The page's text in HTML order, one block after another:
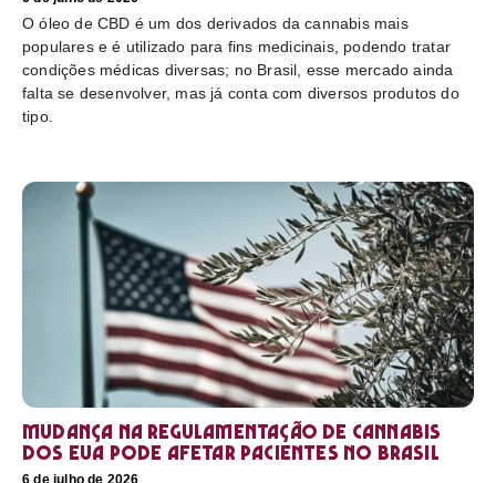
O óleo de CBD é um dos derivados da cannabis mais
populares e é utilizado para fins medicinais, podendo tratar
condições médicas diversas; no Brasil, esse mercado ainda
falta se desenvolver, mas já conta com diversos produtos do
tipo.
Mudança na regulamentação de cannabis
dos EUA pode afetar pacientes no Brasil
6 de julho de 2026